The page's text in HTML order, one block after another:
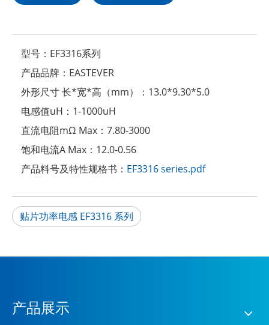
型号： EF3316系列
产品品牌： EASTEVER
外形尺寸 长*宽*高（mm）： 13.0*9.30*5.0
电感值uH： 1-1000uH
直流电阻mΩ Max： 7.80-3000
饱和电流A Max： 12.0-0.56
产品料号及特性规格书： EF3316 series.pdf
贴片功率电感 EF3316 系列
产品展示